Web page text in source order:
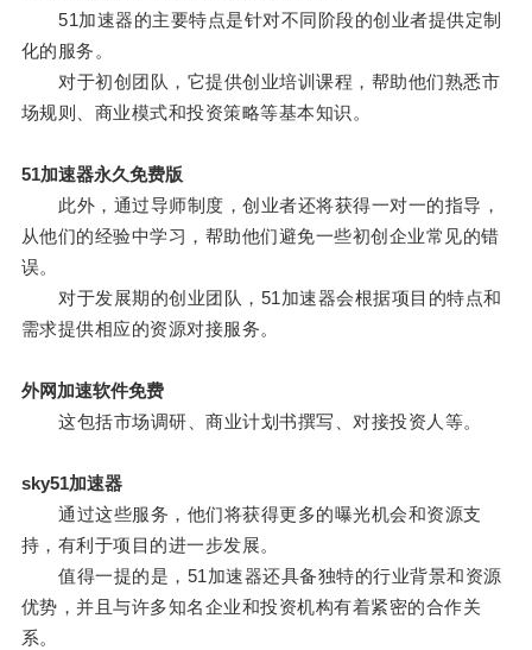
51加速器的主要特点是针对不同阶段的创业者提供定制
化的服务。
对于初创团队，它提供创业培训课程，帮助他们熟悉市
场规则、商业模式和投资策略等基本知识。
51加速器永久免费版
此外，通过导师制度，创业者还将获得一对一的指导，
从他们的经验中学习，帮助他们避免一些初创企业常见的错
误。
对于发展期的创业团队，51加速器会根据项目的特点和
需求提供相应的资源对接服务。
外网加速软件免费
这包括市场调研、商业计划书撰写、对接投资人等。
sky51加速器
通过这些服务，他们将获得更多的曝光机会和资源支
持，有利于项目的进一步发展。
值得一提的是，51加速器还具备独特的行业背景和资源
优势，并且与许多知名企业和投资机构有着紧密的合作关
系。